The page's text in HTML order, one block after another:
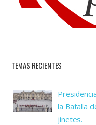
TEMAS RECIENTES
la Batalla
jinetes.